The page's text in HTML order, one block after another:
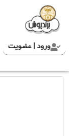
ورود | عضویت